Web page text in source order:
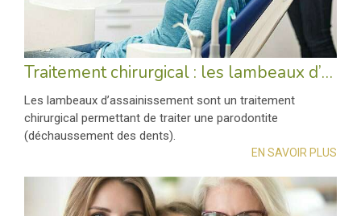
Traitement chirurgical : les lambeaux d’assainissement
Les lambeaux d’assainissement sont un traitement
chirurgical permettant de traiter une parodontite
(déchaussement des dents).
EN SAVOIR PLUS